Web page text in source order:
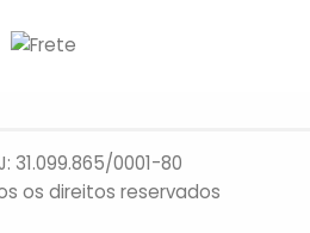
31.099.865/0001-80
os direitos reservados